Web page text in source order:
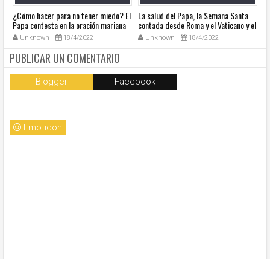
¿Cómo hacer para no tener miedo? El
Papa contesta en la oración mariana
de este lunes en la Plaza de San
Pedro
Unknown 18/4/2022
La salud del Papa, la Semana Santa
contada desde Roma y el Vaticano y el
resumen de noticias en audio
Unknown 18/4/2022
PUBLICAR UN COMENTARIO
Blogger Facebook
Emoticon